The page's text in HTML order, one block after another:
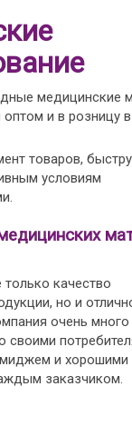
медицинские
и в розницу
товаров,
условиям
качество
но и
очень
своими
и хорошими
заказчиком.